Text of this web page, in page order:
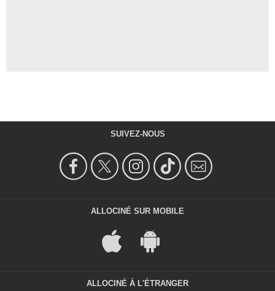
SUIVEZ-NOUS
ALLOCINÉ SUR MOBILE
ALLOCINÉ À L'ÉTRANGER